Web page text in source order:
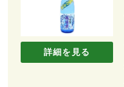
詳細を見る